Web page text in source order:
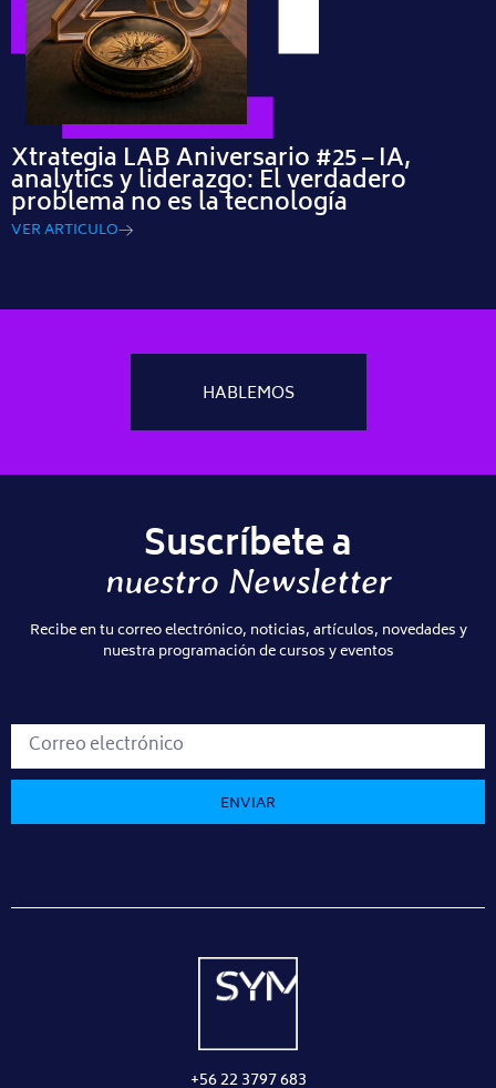
Xtrategia LAB Aniversario #25 – IA,
analytics y liderazgo: El verdadero
problema no es la tecnología
VER ARTICULO
HABLEMOS
Suscríbete a
nuestro Newsletter
Recibe en tu correo electrónico, noticias, artículos, novedades y
nuestra programación de cursos y eventos
ENVIAR
+56 22 3797 683